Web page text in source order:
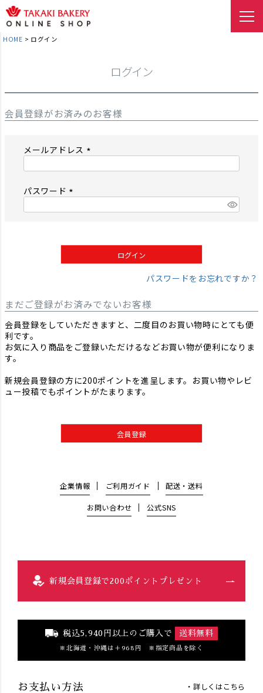
HOME ログイン
ログイン
会員登録がお済みのお客様
メールアドレス
必
)
パスワード
必
ログイン
パスワードをお忘れですか？
まだご登録がお済みでないお客様
会員登録をしていただきますと、二度目のお買い物時にとても便
利です。
お気に入り商品をご登録いただけるなどお買い物が便利になりま
す。
新規会員登録の方に200ポイントを進呈します。お買い物やレビ
ュー投稿でもポイントがたまります。
会員登録
企業情報 ご利用ガイド 配送・送料
お問い合わせ 公式SNS
新規会員登録で200ポイントプレゼント
税込5,940円以上のご購入で 送料無料
北海道・沖縄は＋968円 ※指定商品を除く
お支払い方法 詳しくはこちら